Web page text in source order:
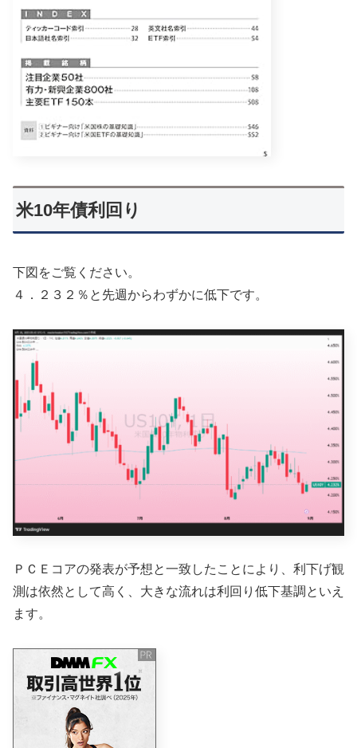
米10年債利回り
下図をご覧ください。
４．２３２％と先週からわずかに低下です。
ＰＣＥコアの発表が予想と一致したことにより、利下げ観
測は依然として高く、大きな流れは利回り低下基調といえ
ます。